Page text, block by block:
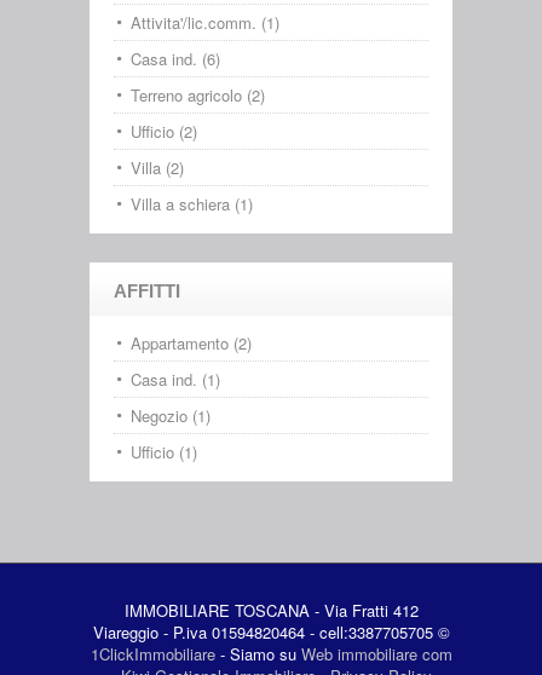
Attivita'/lic.comm. (1)
Casa ind. (6)
Terreno agricolo (2)
Ufficio (2)
Villa (2)
Villa a schiera (1)
AFFITTI
Appartamento (2)
Casa ind. (1)
Negozio (1)
Ufficio (1)
IMMOBILIARE TOSCANA - Via Fratti 412
Viareggio - P.iva 01594820464 - cell:3387705705 ©
1ClickImmobiliare- Siamo su Web immobiliare com